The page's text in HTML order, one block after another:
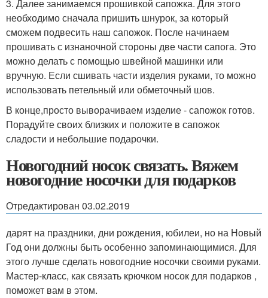
3. Далее занимаемся прошивкой сапожка. Для этого
необходимо сначала пришить шнурок, за который
сможем подвесить наш сапожок. После начинаем
прошивать с изнаночной стороны две части сапога. Это
можно делать с помощью швейной машинки или
вручную. Если сшивать части изделия руками, то можно
использовать петельный или обметочный шов.
В конце,просто выворачиваем изделие - сапожок готов.
Порадуйте своих близких и положите в сапожок
сладости и небольшие подарочки.
Новогодний носок связать. Вяжем
новогодние носочки для подарков
Отредактирован 03.02.2019
дарят на праздники, дни рождения, юбилеи, но на Новый
Год они должны быть особенно запоминающимися. Для
этого лучше сделать новогодние носочки своими руками.
Мастер-класс, как связать крючком носок для подарков ,
поможет вам в этом.